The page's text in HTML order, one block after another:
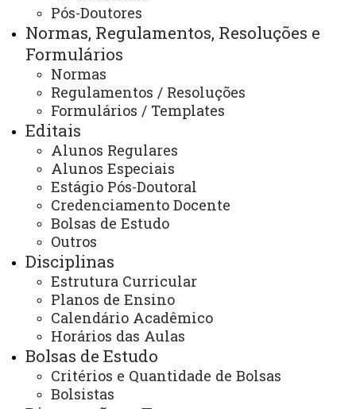
Pós-Doutores
Normas, Regulamentos, Resoluções e
Formulários
Normas
Regulamentos / Resoluções
Formulários / Templates
Editais
Alunos Regulares
Alunos Especiais
Estágio Pós-Doutoral
Credenciamento Docente
Bolsas de Estudo
Outros
Disciplinas
Estrutura Curricular
Planos de Ensino
Calendário Acadêmico
Horários das Aulas
Bolsas de Estudo
Critérios e Quantidade de Bolsas
Bolsistas
2025. O Programa é, em boa medida, o desdobramento
de uma política de qualificação, de pesquisa e de
inserção nacional dos seus membros ao longo desses
anos. Ele é formado pelos Cursos de Mestrado e de
Doutorado (implantados respectivamente em 2005 e em
2015), o Programa oferece 20 vagas anuais para o
Mestrado e 8 vagas anuais para o Doutorado.
LINHAS DE PESQUISA
O Programa tem sua área de concentração
emFilosofia Moderna e Contemporânea
desenvolve suas atividades em duas linhas de
pesquisa:Ética e Filosofia Política; Metafísica e
Conhecimento
. Todas as atividades curriculares do
Programa, tanto dos professores como dos estudantes,
estão vinculadas às linhas de pesquisa.
Linha de Pesquisa: Ética e Filosofia Política